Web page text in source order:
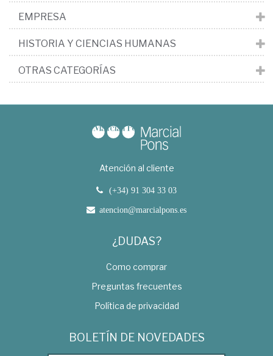
EMPRESA
HISTORIA Y CIENCIAS HUMANAS
OTRAS CATEGORÍAS
Atención al cliente
(+34) 91 304 33 03
atencion@marcialpons.es
¿DUDAS?
Como comprar
Preguntas frecuentes
Política de privacidad
BOLETÍN DE NOVEDADES